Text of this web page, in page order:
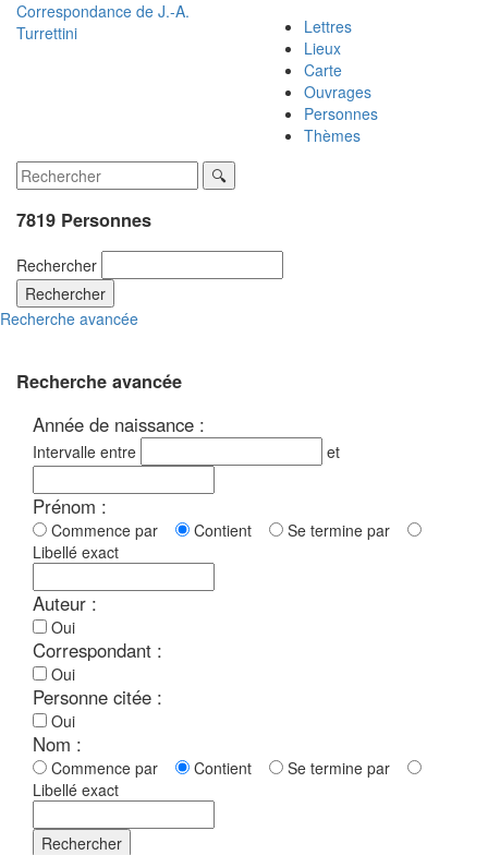
Correspondance de J.-A.
Turrettini
Lettres
Lieux
Carte
Ouvrages
Personnes
Thèmes
7819 Personnes
Rechercher
Rechercher
Recherche avancée
Recherche avancée
Année de naissance :
Intervalle entre et
Prénom :
Commence par Contient
Se termine par
Libellé exact
Auteur :
Oui
Correspondant :
Oui
Personne citée :
Oui
Nom :
Commence par Contient
Se termine par
Libellé exact
Rechercher